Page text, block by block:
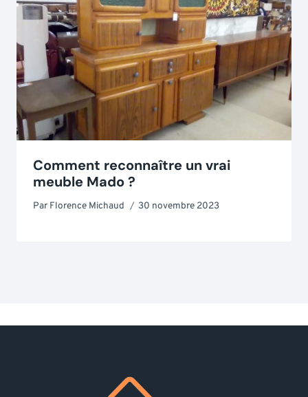
Comment reconnaître un vrai
meuble Mado ?
Par Florence Michaud 30 novembre 2023